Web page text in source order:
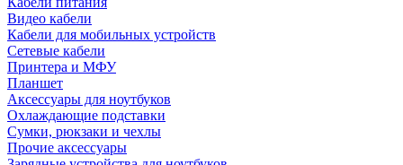
Видео кабели
Кабели для мобильных устройств
Сетевые кабели
Принтера и МФУ
Планшет
Аксессуары для ноутбуков
Охлаждающие подставки
Сумки, рюкзаки и чехлы
Прочие аксессуары